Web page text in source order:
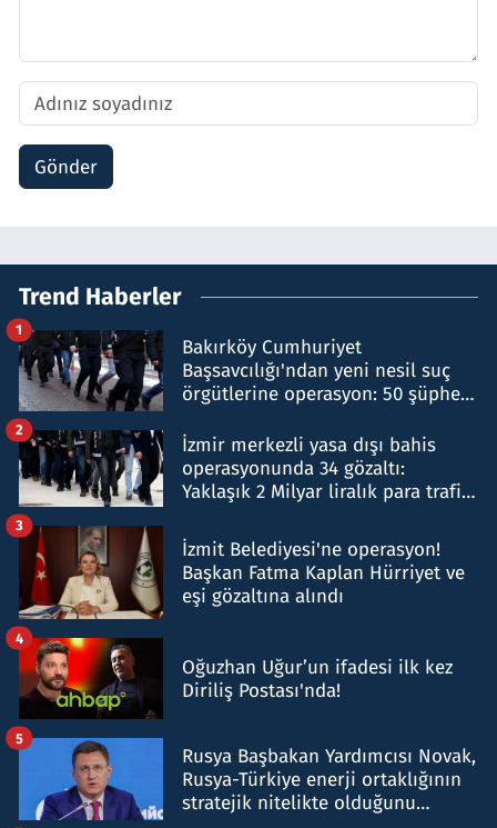
Gönder
Trend Haberler
Bakırköy Cumhuriyet
Başsavcılığı'ndan yeni nesil suç
örgütlerine operasyon: 50 şüpheli
1
İzmir merkezli yasa dışı bahis
operasyonunda 34 gözaltı:
Yaklaşık 2 Milyar liralık para trafiği
2
İzmit Belediyesi'ne operasyon!
Başkan Fatma Kaplan Hürriyet ve
eşi gözaltına alındı
3
Oğuzhan Uğur’un ifadesi ilk kez
Diriliş Postası'nda!
4
Rusya Başbakan Yardımcısı Novak,
Rusya-Türkiye enerji ortaklığının
stratejik nitelikte olduğunu
5